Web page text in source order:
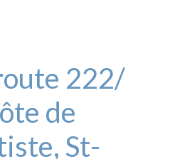
222/
de
St-